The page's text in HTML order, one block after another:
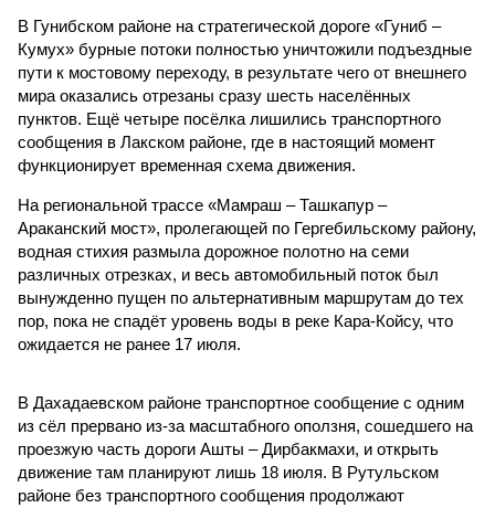
В Гунибском районе на стратегической дороге «Гуниб –
Кумух» бурные потоки полностью уничтожили подъездные
пути к мостовому переходу, в результате чего от внешнего
мира оказались отрезаны сразу шесть населённых
пунктов. Ещё четыре посёлка лишились транспортного
сообщения в Лакском районе, где в настоящий момент
функционирует временная схема движения.
На региональной трассе «Мамраш – Ташкапур –
Араканский мост», пролегающей по Гергебильскому району,
водная стихия размыла дорожное полотно на семи
различных отрезках, и весь автомобильный поток был
вынужденно пущен по альтернативным маршрутам до тех
пор, пока не спадёт уровень воды в реке Кара-Койсу, что
ожидается не ранее 17 июля.
В Дахадаевском районе транспортное сообщение с одним
из сёл прервано из-за масштабного оползня, сошедшего на
проезжую часть дороги Ашты – Дирбакмахи, и открыть
движение там планируют лишь 18 июля. В Рутульском
районе без транспортного сообщения продолжают